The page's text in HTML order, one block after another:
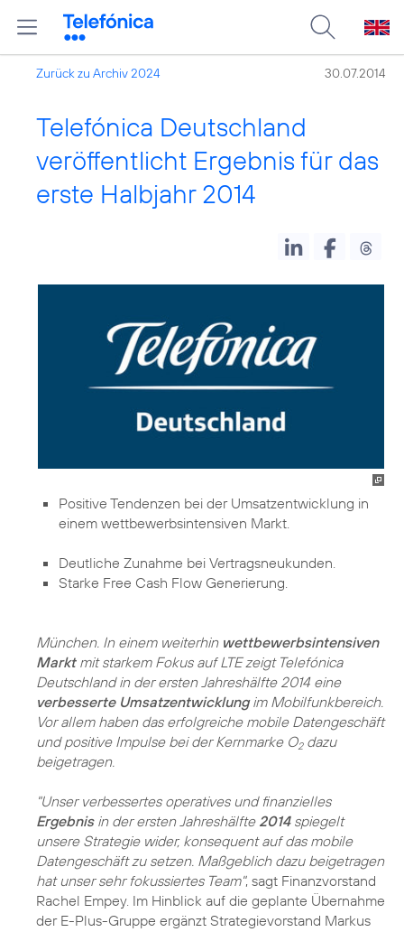
Zurück zu Archiv 2024 30.07.2014
Telefónica Deutschland
veröffentlicht Ergebnis für das
erste Halbjahr 2014
Positive Tendenzen bei der Umsatzentwicklung in
einem wettbewerbsintensiven Markt.
Deutliche Zunahme bei Vertragsneukunden.
Starke Free Cash Flow Generierung.
München. In einem weiterhin wettbewerbsintensiven
Marktmit starkem Fokus auf LTE zeigt Telefónica
Deutschland in der ersten Jahreshälfte 2014 eine
verbesserte Umsatzentwicklungim Mobilfunkbereich.
Vor allem haben das erfolgreiche mobile Datengeschäft
und positive Impulse bei der Kernmarke O2dazu
beigetragen.
"Unser verbessertes operatives und finanzielles
Ergebnisin der ersten Jahreshälfte 2014spiegelt
unsere Strategie wider, konsequent auf das mobile
Datengeschäft zu setzen. Maßgeblich dazu beigetragen
hat unser sehr fokussiertes Team", sagt Finanzvorstand
Rachel Empey. Im Hinblick auf die geplante Übernahme
der E-Plus-Gruppe ergänzt Strategievorstand Markus